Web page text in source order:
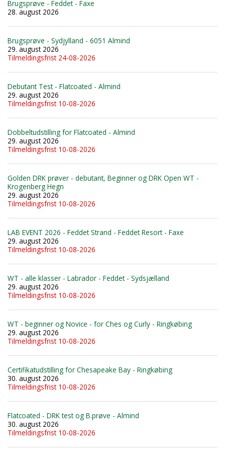
Brugsprøve - Feddet - Faxe
28. august 2026
Brugsprøve - Sydjylland - 6051 Almind
29. august 2026
Tilmeldingsfrist 24-08-2026
Debutant Test - Flatcoated - Almind
29. august 2026
Tilmeldingsfrist 10-08-2026
Dobbeltudstilling for Flatcoated - Almind
29. august 2026
Tilmeldingsfrist 10-08-2026
Golden DRK prøver - debutant, Beginner og DRK Open WT -
Krogenberg Hegn
29. august 2026
Tilmeldingsfrist 10-08-2026
LAB EVENT 2026 - Feddet Strand - Feddet Resort - Faxe
29. august 2026
Tilmeldingsfrist 10-08-2026
WT - alle klasser - Labrador - Feddet - Sydsjælland
29. august 2026
Tilmeldingsfrist 10-08-2026
WT - beginner og Novice - for Ches og Curly - Ringkøbing
29. august 2026
Tilmeldingsfrist 10-08-2026
Certifikatudstilling for Chesapeake Bay - Ringkøbing
30. august 2026
Tilmeldingsfrist 10-08-2026
Flatcoated - DRK test og B.prøve - Almind
30. august 2026
Tilmeldingsfrist 10-08-2026